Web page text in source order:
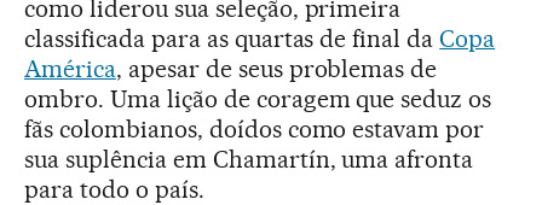
como liderou sua seleção, primeira
classificada para as quartas de final daCopa
América, apesar de seus problemas de
ombro. Uma lição de coragem que seduz os
fãs colombianos, doídos como estavam por
sua suplência em Chamartín, uma afronta
para todo o país.